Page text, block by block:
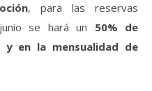
, para las reservas
se hará un 50% de
en la mensualidad de